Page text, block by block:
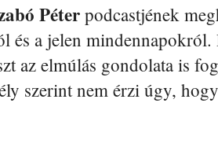
Péter podcastjének
és a jelen mindennapokról.
az elmúlás gondolata is
szerint nem érzi úgy,